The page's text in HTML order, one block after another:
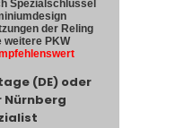
Spezialschlüssel
der Reling
weitere PKW
(DE) oder
Nürnberg